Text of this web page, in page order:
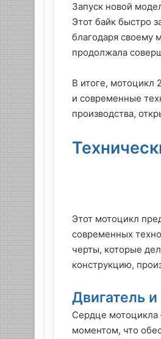
Запуск новой
Этот байк быстро
благодаря своему
продолжала
В итоге, мотоцикл
и современные
производства,
Этот мотоцикл
современных
черты, которые
конструкцию,
Двигатель
Сердце мотоцикла
моментом, что